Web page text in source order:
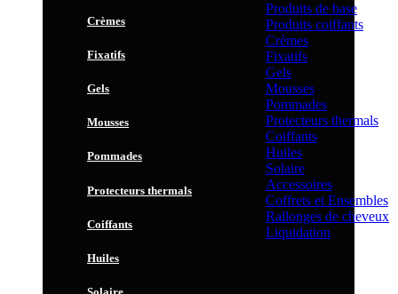
Crèmes
Fixatifs
Gels
Mousses
Pommades
Protecteurs thermals
Coiffants
Huiles
Produits de base
Produits coiffants
Crèmes
Fixatifs
Gels
Mousses
Pommades
Protecteurs thermals
Coiffants
Huiles
Solaire
Accessoires
Coffrets et Ensembles
Rallonges de cheveux
Liquidation